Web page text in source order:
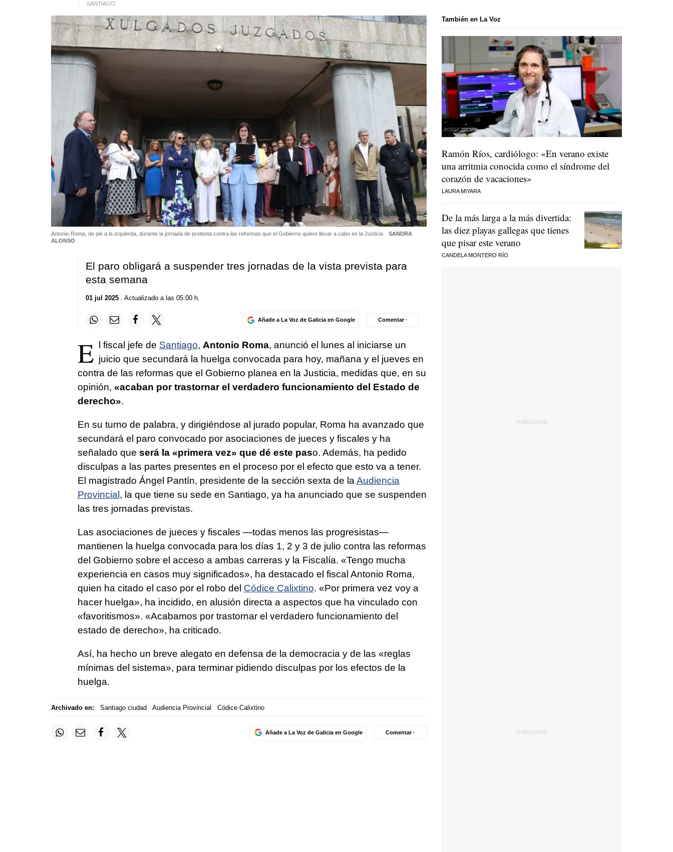
SANTIAGO
Antonio Roma, de pie a la izquierda, durante la jornada de protesta contra las reformas que el Gobierno quiere llevar a cabo en la Justicia
SANDRA
ALONSO
El paro obligará a suspender tres jornadas de la vista prevista para
esta semana
01 jul 2025. Actualizado a las 05:00 h.
Añade a La Voz de Galicia en Google Comentar ·
E l fiscal jefe de Santiago, Antonio Roma, anunció el lunes al iniciarse un
juicio que secundará la huelga convocada para hoy, mañana y el jueves en
contra de las reformas que el Gobierno planea en la Justicia, medidas que, en su
opinión, «acaban por trastornar el verdadero funcionamiento del Estado de
derecho».
En su turno de palabra, y dirigiéndose al jurado popular, Roma ha avanzado que
secundará el paro convocado por asociaciones de jueces y fiscales y ha
señalado que será la «primera vez» que dé este paso. Además, ha pedido
disculpas a las partes presentes en el proceso por el efecto que esto va a tener.
El magistrado Ángel Pantín, presidente de la sección sexta de la Audiencia
Provincial , la que tiene su sede en Santiago, ya ha anunciado que se suspenden
las tres jornadas previstas.
Las asociaciones de jueces y fiscales —todas menos las progresistas—
mantienen la huelga convocada para los días 1, 2 y 3 de julio contra las reformas
del Gobierno sobre el acceso a ambas carreras y la Fiscalía. «Tengo mucha
experiencia en casos muy significados», ha destacado el fiscal Antonio Roma,
quien ha citado el caso por el robo del Códice Calixtino. «Por primera vez voy a
hacer huelga», ha incidido, en alusión directa a aspectos que ha vinculado con
«favoritismos». «Acabamos por trastornar el verdadero funcionamiento del
estado de derecho», ha criticado.
Así, ha hecho un breve alegato en defensa de la democracia y de las «reglas
mínimas del sistema», para terminar pidiendo disculpas por los efectos de la
huelga.
Archivado en: Santiago ciudad Audiencia Provincial Códice Calixtino
Añade a La Voz de Galicia en Google Comentar ·
También en La Voz
Ramón Ríos, cardiólogo: «En verano existe
una arritmia conocida como el síndrome del
corazón de vacaciones»
LAURA MIYARA
De la más larga a la más divertida:
las diez playas gallegas que tienes
que pisar este verano
CANDELA MONTERO RÍO